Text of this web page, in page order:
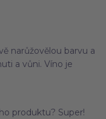
narůžovělou barvu a
a vůni. Víno je
produktu? Super!